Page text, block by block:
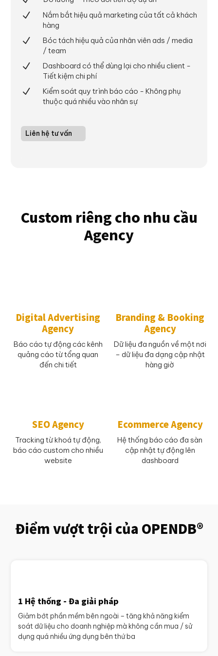
N
Nắm bắt hiệu quả marketing của tất cả khách
hàng
N
Bóc tách hiệu quả của nhân viên ads / media
/ team
N
Dashboard có thể dùng lại cho nhiều client -
Tiết kiệm chi phí
N
Kiểm soát quy trình báo cáo - Không phụ
thuộc quá nhiều vào nhân sự
Liên hệ tư vấn
Custom riêng cho nhu cầu
Agency
Digital Advertising
Agency
Báo cáo tự động các kênh
quảng cáo từ tổng quan
đến chi tiết
Branding & Booking
Agency
Dữ liệu đa nguồn về một nơi
– dữ liệu đa dạng cập nhật
hàng giờ
SEO Agency
Tracking từ khoá tự động,
báo cáo custom cho nhiều
website
Ecommerce Agency
Hệ thống báo cáo đa sàn
cập nhật tự động lên
dashboard
Điểm vượt trội của OPENDB®
1 Hệ thống - Đa giải pháp
Giảm bớt phần mềm bên ngoài – tăng khả năng kiểm
soát dữ liệu cho doanh nghiệp mà không cần mua / sử
dụng quá nhiều ứng dụng bên thứ ba